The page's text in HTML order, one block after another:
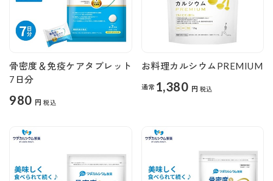
骨密度＆免疫ケアタブレット
7日分
980 円 税込
お料理カルシウムPREMIUM
通常 1,380 円 税込